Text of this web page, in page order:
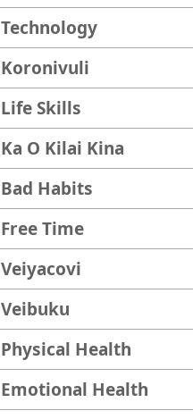
Technology
Koronivuli
Life Skills
Ka O Kilai Kina
Bad Habits
Free Time
Veiyacovi
Veibuku
Physical Health
Emotional Health